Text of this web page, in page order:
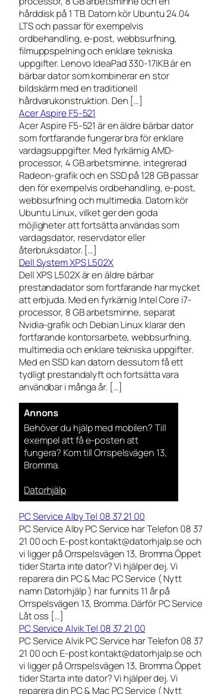
hårddisk på 1 TB. Datorn kör Ubuntu 24.04
LTS och passar för exempelvis
ordbehandling, e-post, webbsurfning,
filmuppspelning och enklare tekniska
uppgifter. Lenovo IdeaPad 330-17IKB är en
bärbar dator som kombinerar en stor
bildskärm med en traditionell
hårdvarukonstruktion. Den […]
Acer Aspire F5-521
Acer Aspire F5-521 är en äldre bärbar dator
som fortfarande fungerar bra för enklare
vardagsuppgifter. Med fyrkärnig AMD-
processor, 4 GB arbetsminne, integrerad
Radeon-grafik och en SSD på 128 GB passar
den för exempelvis ordbehandling, e-post,
webbsurfning och multimedia. Datorn kör
Ubuntu Linux, vilket ger den goda
möjligheter att fortsätta användas som
vardagsdator, reservdator eller
återbruksdator. […]
Dell System XPS L502X
Dell XPS L502X är en äldre bärbar
prestandadator som fortfarande har mycket
att erbjuda. Med en fyrkärnig Intel Core i7-
processor, 8 GB arbetsminne, separat
Nvidia-grafik och Debian Linux klarar den
fortfarande kontorsarbete, webbsurfning,
multimedia och enklare tekniska uppgifter.
Med en SSD kan datorn dessutom få ett
tydligt prestandalyft och fortsätta vara
användbar i många år. […]
Annons
Behöver du hjälp med mobilen? Till
exempel att få e-posten att
fungera? Kom till Orrspelsvägen 13,
Bromma.
Datorhjälp
PC Service Alby Tel 08 37 21 00
PC Service Alby PC Service har Telefon 08 37
21 00 och E-post kontakt@datorhjalp.se och
vi ligger på Orrspelsvägen 13, Bromma Öppet
tider Starta inte dator? Vi hjälper dej. Vi
reparera din PC & Mac PC Service ( Nytt
namn Datorhjälp ) har funnits 11 år på
Orrspelsvägen 13, Bromma. Därför PC Service
Låt oss […]
PC Service Alvik Tel 08 37 21 00
PC Service Alvik PC Service har Telefon 08 37
21 00 och E-post kontakt@datorhjalp.se och
vi ligger på Orrspelsvägen 13, Bromma Öppet
tider Starta inte dator? Vi hjälper dej. Vi
reparera din PC & Mac PC Service ( Nytt